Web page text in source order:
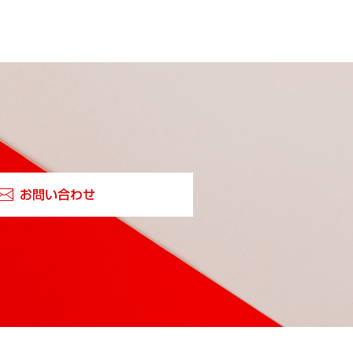
お問い合わせ